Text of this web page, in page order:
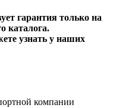
гарантия только на
каталога.
узнать у наших
компании